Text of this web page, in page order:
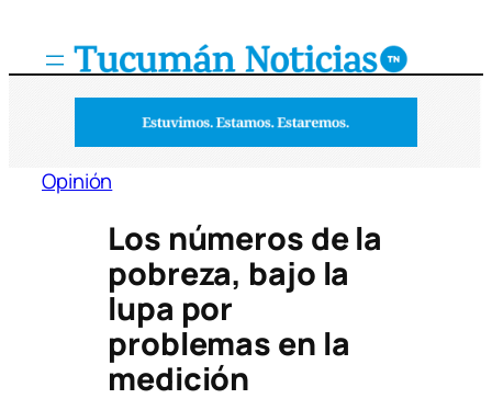
Opinión
Los números de la
pobreza, bajo la
lupa por
problemas en la
medición